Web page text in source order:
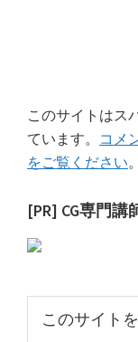
このサイトはス
ています。 コメ
をご覧ください。
最
初
サ
イ
[PR] CG専門